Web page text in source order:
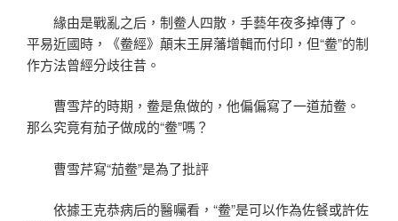
緣由是戰亂之后，制鲞人四散，手藝年夜多掉傳了。
平易近國時，《鲞經》顛末王屏藩增輯而付印，但“鲞”的制
作方法曾經分歧往昔。
曹雪芹的時期，鲞是魚做的，他偏偏寫了一道茄鲞。
那么究竟有茄子做成的“鲞”嗎？
曹雪芹寫“茄鲞”是為了批評
依據王克恭病后的醫囑看，“鲞”是可以作為佐餐或許佐